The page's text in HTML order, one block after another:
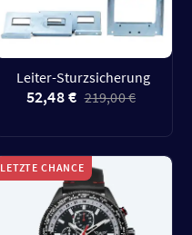
Leiter-Sturzsicherung
52,48 € 219,00 €
LETZTE CHANCE